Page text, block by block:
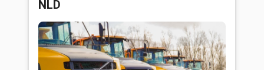
NLD